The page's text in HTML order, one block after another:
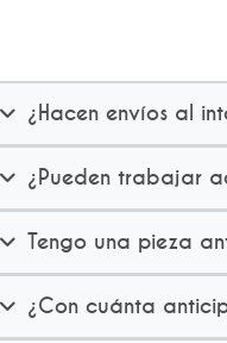
¿Hacen envíos al
¿Pueden trabajar
Tengo una pieza
¿Con cuánta